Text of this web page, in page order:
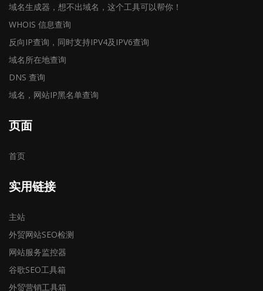
域名生成器，想不出域名，这个工具可以帮你！
WHOIS 信息查询
反向IP查询，同时支持IPV4及IPV6查询
域名所在地查询
DNS 查询
域名，网站IP黑名单查询
页面
首页
实用链接
主站
外贸网站SEO检测
网站服务监控器
谷歌SEO工具箱
外贸营销工具箱